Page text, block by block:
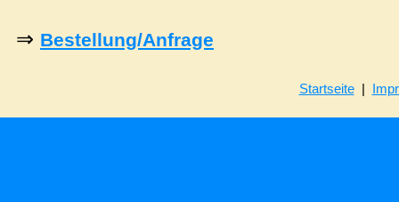
⇒ Bestellung/Anfrage
Startseite|